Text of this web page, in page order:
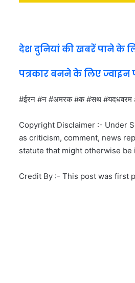
देश दुनियां की खबरें पाने के
पत्रकार बनने के लिए
#ईरन #न #अमरक #क #सथ #यदधवरम
Copyright Disclaimer :- Under
as criticism, comment, news
statute that might otherwise
Credit By :- This post was first